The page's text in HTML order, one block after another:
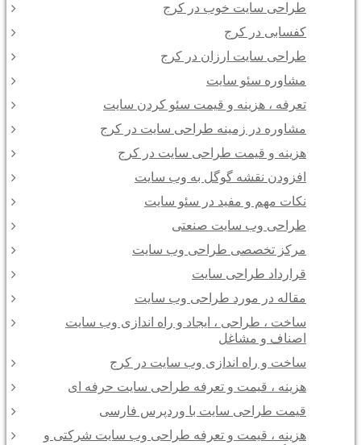
طراحی سایت خوب در کرج
کفسابی در کرج
طراحی سایت ارزان در کرج
مشاوره سئو سایت
تعرفه ، هزینه و قیمت سئو کردن سایت
مشاوره در زمینه طراحی سایت در کرج
هزینه و قیمت طراحی سایت در کرج
افزودن نقشه گوگل به وب سایت
نکات مهم و مفید در سئو سایت
طراحی وب سایت صنعتی
مرکز تخصصی طراحی وب سایت
قرارداد طراحی سایت
مقاله در مورد طراحی وب سایت
ساخت ، طراحی ، ایجاد و راه اندازی وب سایت
اصناف و مشاغل
ساخت و راه اندازی وب سایت در کرج
هزینه ، قیمت و تعرفه طراحی سایت حرفه ای
قیمت طراحی سایت با وردپرس فارسی
هزینه ، قیمت و تعرفه طراحی وب سایت شرکتی و